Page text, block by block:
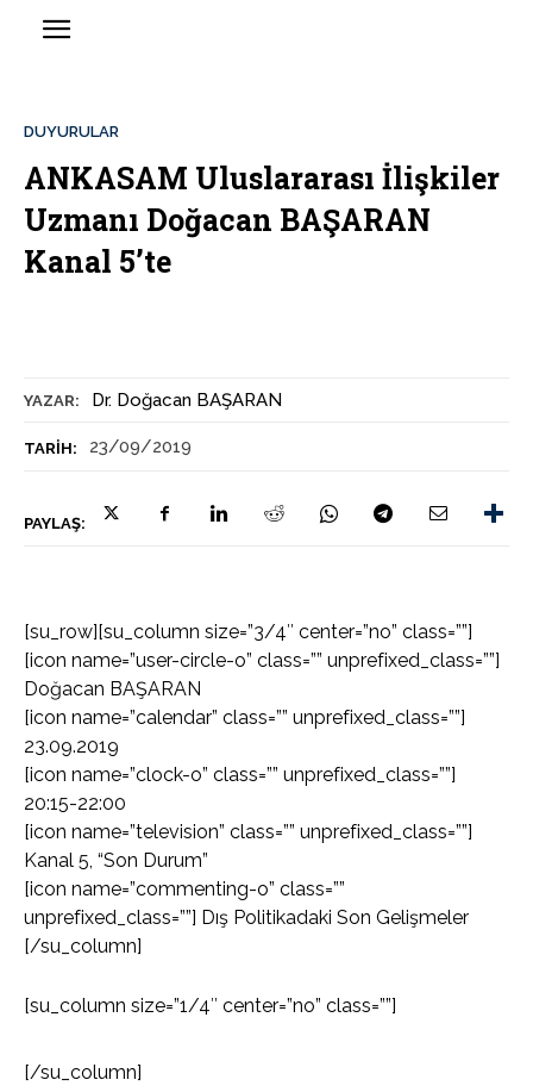
YAZAR: Dr. Doğacan BAŞARAN
TARIH: 23/09/2019
PAYLAŞ:
DUYURULAR
ANKASAM Uluslararası İlişkiler
Uzmanı Doğacan BAŞARAN
Kanal 5’te
[su_row][su_column size=”3/4″ center=”no” class=””]
[icon name=”user-circle-o” class=”” unprefixed_class=””]
Doğacan BAŞARAN
[icon name=”calendar” class=”” unprefixed_class=””]
23.09.2019
[icon name=”clock-o” class=”” unprefixed_class=””]
20:15-22:00
[icon name=”television” class=”” unprefixed_class=””]
Kanal 5, “Son Durum”
[icon name=”commenting-o” class=””
unprefixed_class=””] Dış Politikadaki Son Gelişmeler
[/su_column]
[su_column size=”1/4″ center=”no” class=””]
[/su_column]